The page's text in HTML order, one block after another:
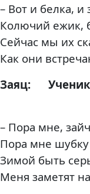
– Вот и белка, и
Колючий ежик,
Сейчас мы их
Как они
Заяц:
– Пора мне,
Пора мне
Зимой быть
Меня заметят